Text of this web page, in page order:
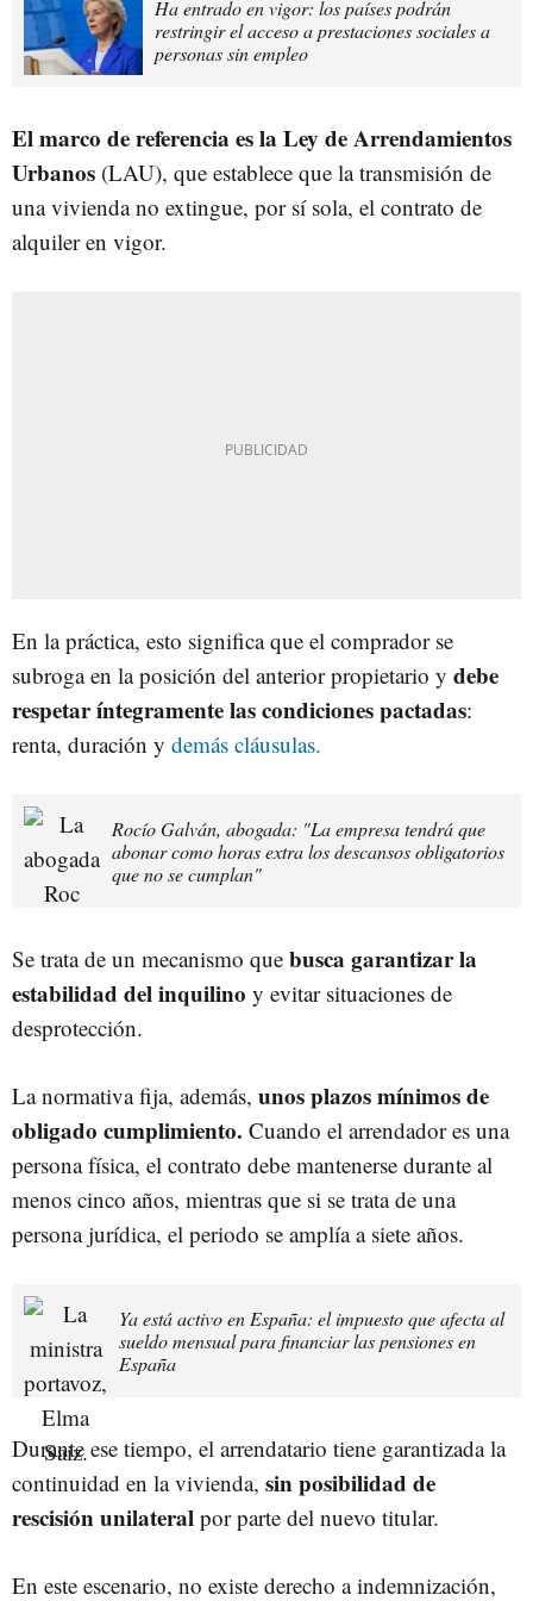
Ha entrado en vigor: los países podrán
restringir el acceso a prestaciones sociales a
personas sin empleo
El marco de referencia es la Ley de Arrendamientos
Urbanos (LAU), que establece que la transmisión de
una vivienda no extingue, por sí sola, el contrato de
alquiler en vigor.
En la práctica, esto significa que el comprador se
subroga en la posición del anterior propietario y debe
respetar íntegramente las condiciones pactadas:
renta, duración y demás cláusulas.
Rocío Galván, abogada: "La empresa tendrá que
abonar como horas extra los descansos obligatorios
que no se cumplan"
Se trata de un mecanismo que busca garantizar la
estabilidad del inquilino y evitar situaciones de
desprotección.
La normativa fija, además, unos plazos mínimos de
obligado cumplimiento. Cuando el arrendador es una
persona física, el contrato debe mantenerse durante al
menos cinco años, mientras que si se trata de una
persona jurídica, el periodo se amplía a siete años.
Ya está activo en España: el impuesto que afecta al
sueldo mensual para financiar las pensiones en
España
Durante ese tiempo, el arrendatario tiene garantizada la
continuidad en la vivienda, sin posibilidad de
rescisión unilateral por parte del nuevo titular.
En este escenario, no existe derecho a indemnización,